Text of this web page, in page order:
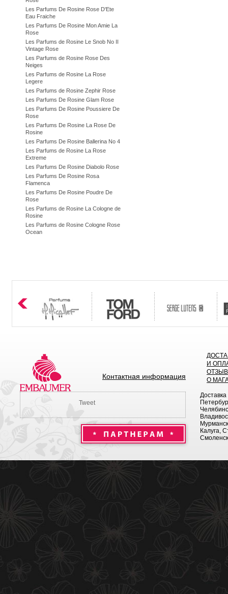
Les Parfums De Rosine Rose D'Ete
Eau Fraiche
Les Parfums De Rosine Mon Amie La
Rose
Les Parfums de Rosine Le Snob No II
Vintage Rose
Les Parfums de Rosine Rose Des
Neiges
Les Parfums de Rosine La Rose
Legere
Les Parfums de Rosine Zephir Rose
Les Parfums De Rosine Glam Rose
Les Parfums De Rosine Poussiere De
Rose
Les Parfums De Rosine La Rose De
Rosine
Les Parfums De Rosine Ballerina No 4
Les Parfums de Rosine La Rose
Extreme
Les Parfums De Rosine Diabolo Rose
Les Parfums De Rosine Rosa
Flamenca
Les Parfums De Rosine Poudre De
Rose
Les Parfums de Rosine La Cologne de
Rosine
Les Parfums de Rosine Cologne Rose
Ocean
Контактная информация
И
О
Tweet
Калуга,